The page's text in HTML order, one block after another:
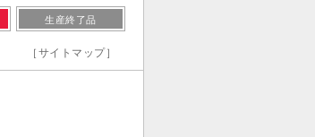
生産終了品
［サイトマップ］